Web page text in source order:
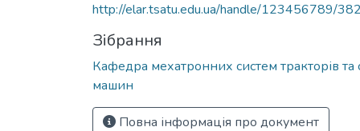
http://elar.tsatu.edu.ua/handle/123456789/382
Зібрання
Кафедра мехатронних систем тракторів та
машин
Повна інформація про документ